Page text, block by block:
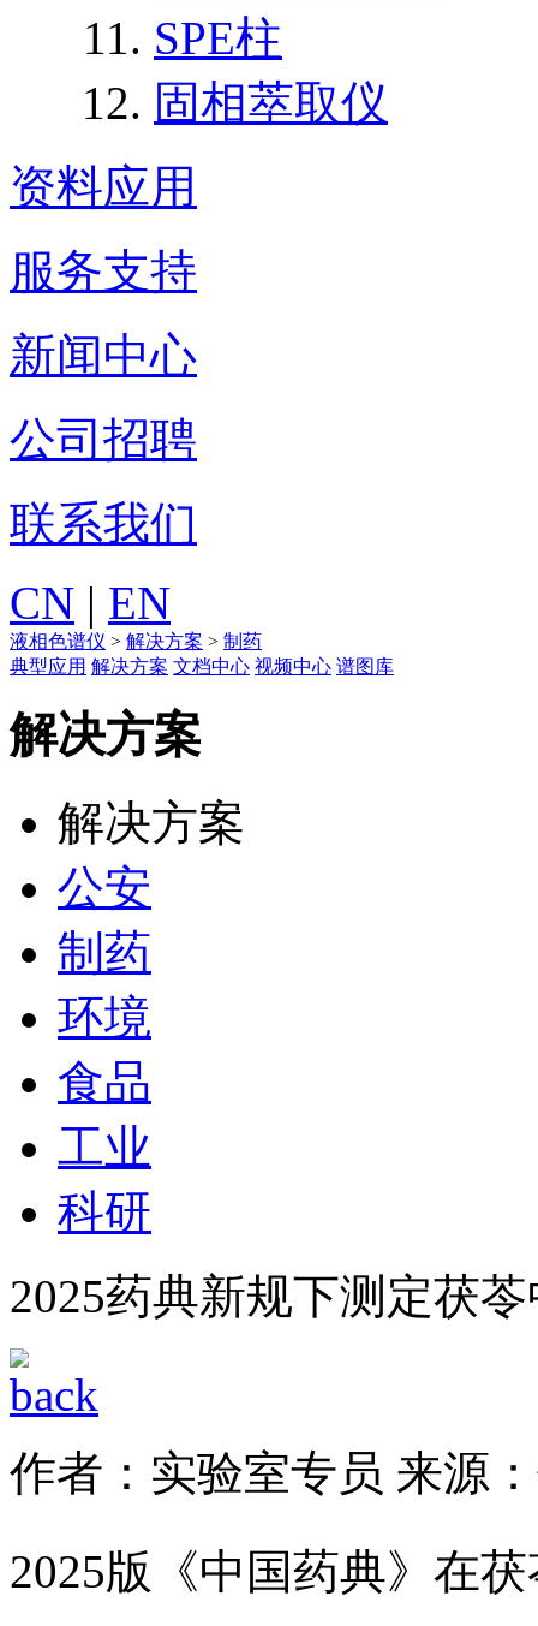
SPE柱
固相萃取仪
资料应用
服务支持
新闻中心
公司招聘
联系我们
CN | EN
液相色谱仪 > 解决方案 > 制药
典型应用 解决方案 文档中心 视频中心 谱图库
解决方案
解决方案
公安
制药
环境
食品
工业
科研
2025药典新规下测定茯
作者：实验室专员 来源
2025版《中国药典》在